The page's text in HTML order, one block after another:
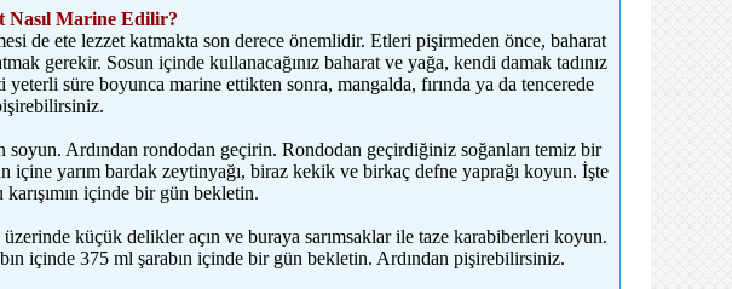
Nasıl Marine Edilir?
de ete lezzet katmakta son derece önemlidir. Etleri pişirmeden önce, baharat
gerekir. Sosun içinde kullanacağınız baharat ve yağa, kendi damak tadınız
süre boyunca marine ettikten sonra, mangalda, fırında ya da tencerede
Ardından rondodan geçirin. Rondodan geçirdiğiniz soğanları temiz bir
içine yarım bardak zeytinyağı, biraz kekik ve birkaç defne yaprağı koyun. İşte
içinde bir gün bekletin.
küçük delikler açın ve buraya sarımsaklar ile taze karabiberleri koyun.
içinde 375 ml şarabın içinde bir gün bekletin. Ardından pişirebilirsiniz.